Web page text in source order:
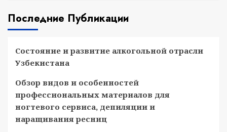
Последние Публикации
Состояние и развитие алкогольной отрасли
Узбекистана
Обзор видов и особенностей
профессиональных материалов для
ногтевого сервиса, депиляции и
наращивания ресниц